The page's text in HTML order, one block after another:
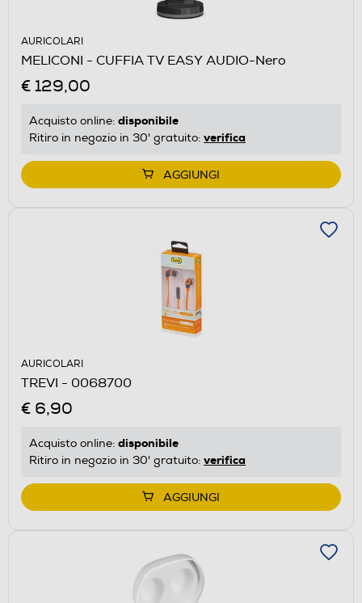
AURICOLARI
MELICONI - CUFFIA TV EASY AUDIO-Nero
€ 129,00
Acquisto online: disponibile
Ritiro in negozio in 30' gratuito: verifica
AGGIUNGI
AURICOLARI
TREVI - 0068700
€ 6,90
Acquisto online: disponibile
Ritiro in negozio in 30' gratuito: verifica
AGGIUNGI